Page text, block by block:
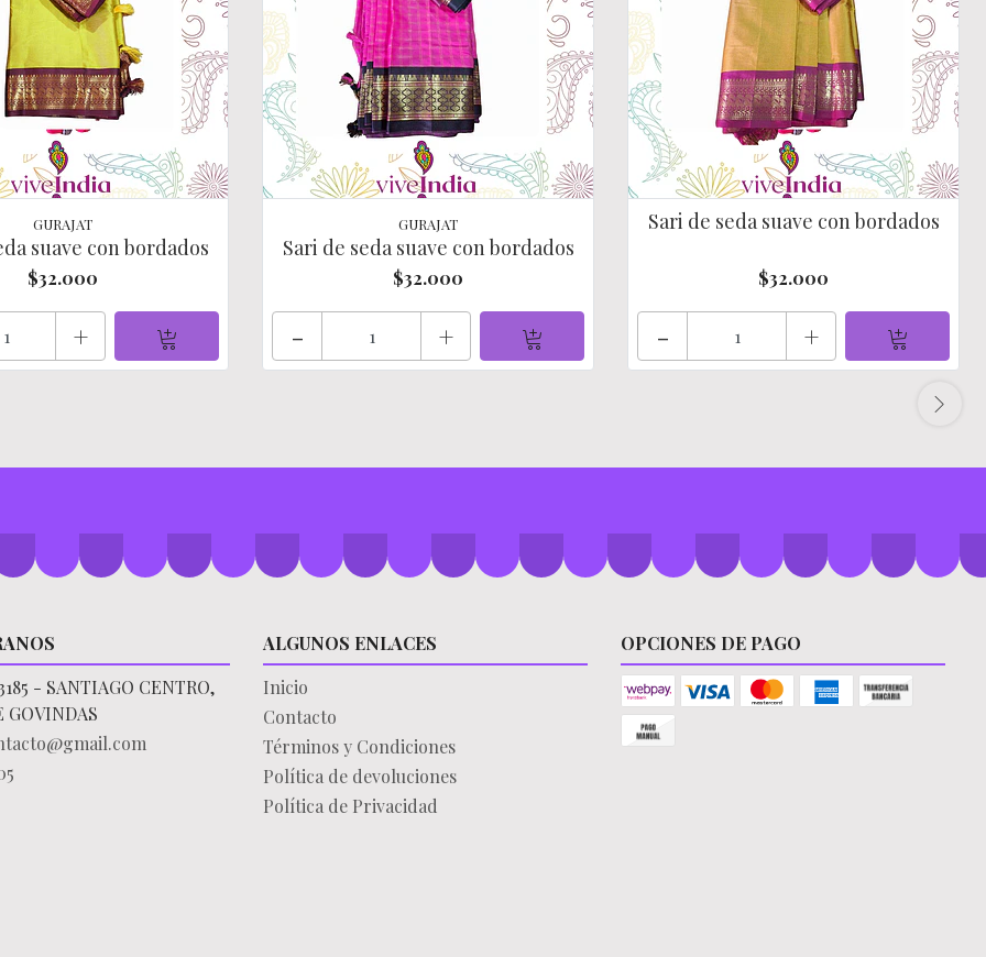
GURAJAT
suave con bordados
$32.000
+
GURAJAT
Sari de seda suave con bordados
$32.000
- +
Sari de seda suave con bordados
$32.000
- +
- SANTIAGO CENTRO,
GOVINDAS
ALGUNOS ENLACES
Inicio
Contacto
Términos y Condiciones
Política de devoluciones
Política de Privacidad
OPCIONES DE PAGO